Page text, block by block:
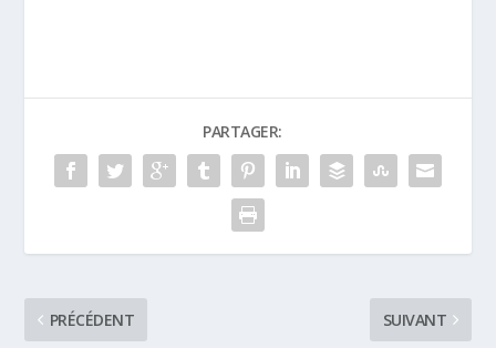
PARTAGER:
PRÉCÉDENT SUIVANT